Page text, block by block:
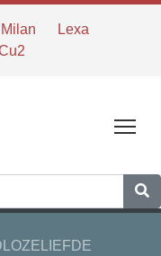
Lexa